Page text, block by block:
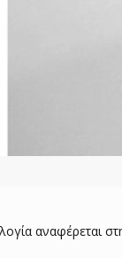
αναφέρεται